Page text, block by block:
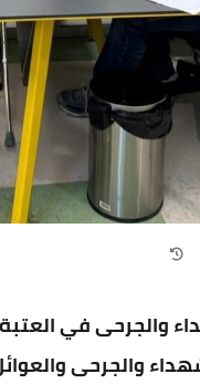
والجرحى في
والجرحى